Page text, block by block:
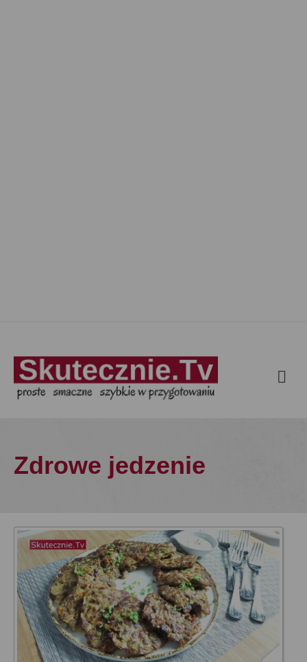
Zdrowe jedzenie